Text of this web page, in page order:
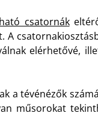
csatornák
A
elérhetővé,
a tévénézők
műsorokat